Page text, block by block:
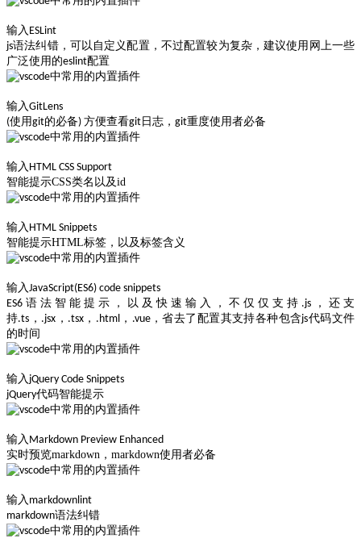
输入 ESLint
js语法纠错，可以自定义配置，不过配置较为复杂，建议使用网上一些
广泛使用的eslint配置
输入GitLens
(使用git的必备) 方便查看git日志，git重度使用者必备
输入 HTML CSS Support
智能提示CSS类名以及id
输入 HTML Snippets
智能提示HTML标签，以及标签含义
输入JavaScript(ES6) code snippets
ES6语法智能提示，以及快速输入，不仅仅支持.js，还支
持.ts，.jsx，.tsx，.html，.vue，省去了配置其支持各种包含js代码文件
的时间
输入 jQuery Code Snippets
jQuery代码智能提示
输入 Markdown Preview Enhanced
实时预览markdown，markdown使用者必备
输入 markdownlint
markdown语法纠错